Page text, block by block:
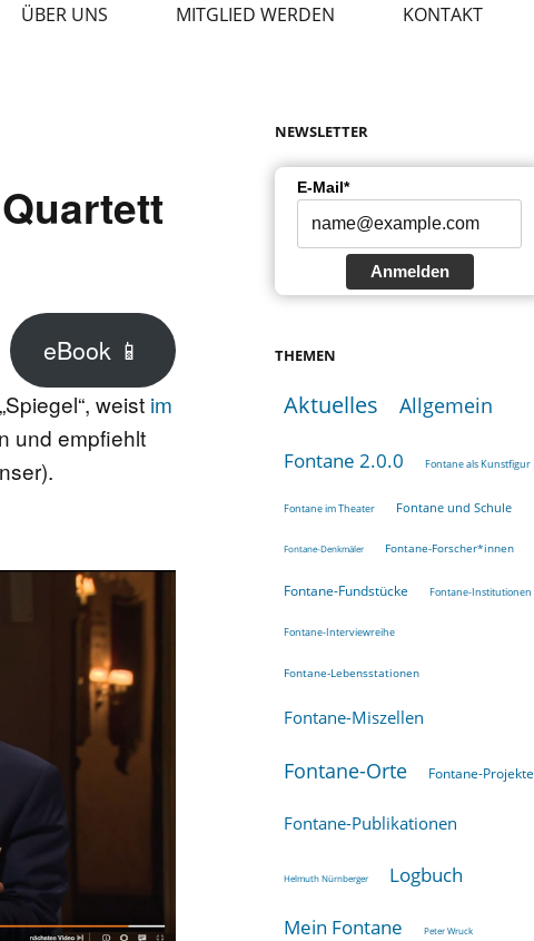
ÜBER UNS MITGLIED WERDEN KONTAKT
eBook 📱
weist im
und empfiehlt
NEWSLETTER
E-Mail*
Anmelden
THEMEN
Aktuelles Allgemein
Fontane 2.0.0 Fontane als Kunstfigur
Fontane im Theater Fontane und Schule
Fontane-Denkmäler Fontane-Forscher*innen
Fontane-Fundstücke Fontane-Institutionen
Fontane-Interviewreihe
Fontane-Lebensstationen
Fontane-Miszellen
Fontane-Orte Fontane-Projekte
Fontane-Publikationen
Helmuth Nürnberger Logbuch
Mein Fontane Peter Wruck